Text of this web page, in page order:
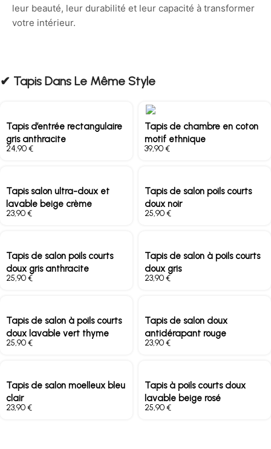
leur beauté, leur durabilité et leur capacité à transformer
votre intérieur.
✔︎ Tapis Dans Le Même Style
Tapis d’entrée rectangulaire
gris anthracite
€
Tapis de chambre en coton
motif ethnique
€
Tapis salon ultra-doux et
lavable beige crème
€
Tapis de salon poils courts
doux noir
€
Tapis de salon poils courts
doux gris anthracite
€
Tapis de salon à poils courts
doux gris
€
Tapis de salon à poils courts
doux lavable vert thyme
€
Tapis de salon doux
antidérapant rouge
€
Tapis de salon moelleux bleu
clair
€
Tapis à poils courts doux
lavable beige rosé
€